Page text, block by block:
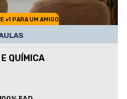
+1 PARA UM AMIGO
QUÍMICA